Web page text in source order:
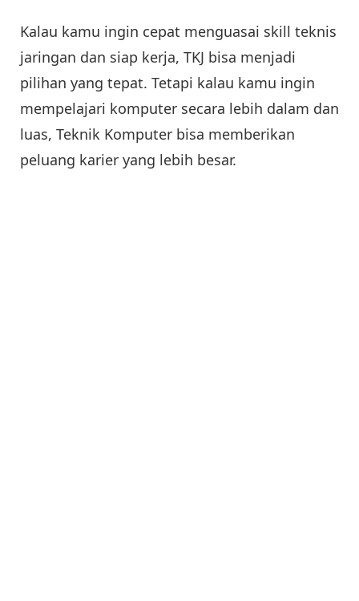
Kalau kamu ingin cepat menguasai skill teknis
jaringan dan siap kerja, TKJ bisa menjadi
pilihan yang tepat. Tetapi kalau kamu ingin
mempelajari komputer secara lebih dalam dan
luas, Teknik Komputer bisa memberikan
peluang karier yang lebih besar.